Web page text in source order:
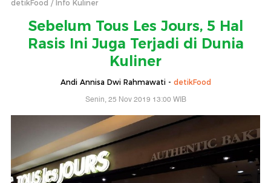
detikFood Info Kuliner
Sebelum Tous Les Jours, 5 Hal
Rasis Ini Juga Terjadi di Dunia
Kuliner
Andi Annisa Dwi Rahmawati - detikFood
Senin, 25 Nov 2019 13:00 WIB